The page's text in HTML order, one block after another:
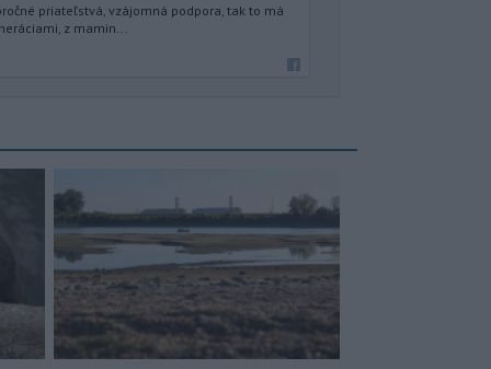
priateľstvá, vzájomná podpora, tak to má
z mamin...